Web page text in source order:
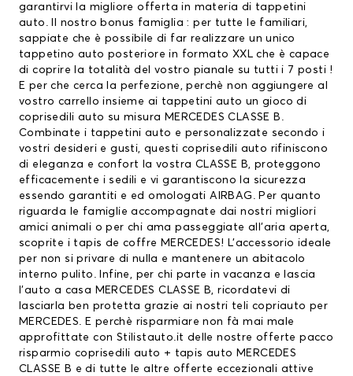
garantirvi la migliore offerta in materia di tappetini
auto. Il nostro bonus famiglia : per tutte le familiari,
sappiate che è possibile di far realizzare un unico
tappetino auto posteriore in formato XXL che è capace
di coprire la totalità del vostro pianale su tutti i 7 posti !
E per che cerca la perfezione, perchè non aggiungere al
vostro carrello insieme ai tappetini auto un gioco di
coprisedili auto su misura MERCEDES CLASSE B.
Combinate i tappetini auto e personalizzate secondo i
vostri desideri e gusti, questi coprisedili auto rifiniscono
di eleganza e confort la vostra CLASSE B, proteggono
efficacemente i sedili e vi garantiscono la sicurezza
essendo garantiti e ed omologati AIRBAG. Per quanto
riguarda le famiglie accompagnate dai nostri migliori
amici animali o per chi ama passeggiate all’aria aperta,
scoprite i tapis de coffre MERCEDES! L’accessorio ideale
per non si privare di nulla e mantenere un abitacolo
interno pulito. Infine, per chi parte in vacanza e lascia
l’auto a casa MERCEDES CLASSE B, ricordatevi di
lasciarla ben protetta grazie ai nostri teli copriauto per
MERCEDES. E perchè risparmiare non fà mai male
approfittate con Stilistauto.it delle nostre offerte pacco
risparmiocoprisedili auto + tapis auto MERCEDES
CLASSE B e di tutte le altre offerte eccezionali attive